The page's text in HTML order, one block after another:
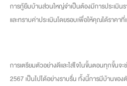
การกู้ยืมบ้านส่วนใหญ่จำเป็นต้องมีการประเมิน
และทราบค่าประเมินโดยรอบเพื่อให้คุณได้ราคาที่
การเตรียมตัวอย่างดีและใส่ใจในขั้นตอนทุกขั้นจ
2567 เป็นไปได้อย่างราบรื่น ทั้งนี้การมีบ้านขอ